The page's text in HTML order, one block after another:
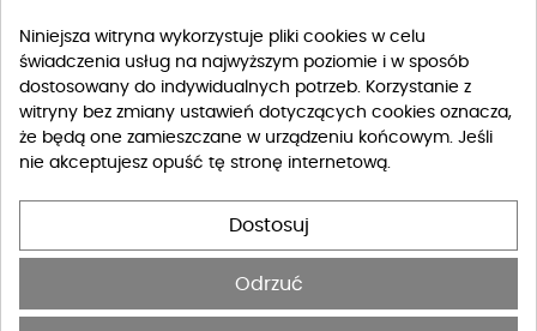
Niniejsza witryna wykorzystuje pliki cookies w celu
świadczenia usług na najwyższym poziomie i w sposób
dostosowany do indywidualnych potrzeb. Korzystanie z
witryny bez zmiany ustawień dotyczących cookies oznacza,
że będą one zamieszczane w urządzeniu końcowym. Jeśli
nie akceptujesz opuść tę stronę internetową.
Dostosuj
Odrzuć